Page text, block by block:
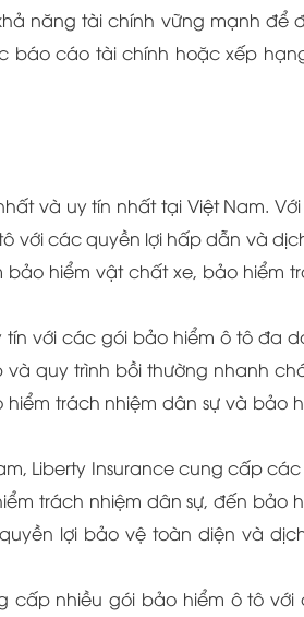
năng tài chính vững mạnh để
báo cáo tài chính hoặc xếp
và uy tín nhất tại Việt Nam.
với các quyền lợi hấp dẫn và
hiểm vật chất xe, bảo hiểm
tín với các gói bảo hiểm ô tô đa
quy trình bồi thường nhanh
trách nhiệm dân sự và bảo
Liberty Insurance cung cấp các
trách nhiệm dân sự, đến bảo
lợi bảo vệ toàn diện và
cấp nhiều gói bảo hiểm ô tô với